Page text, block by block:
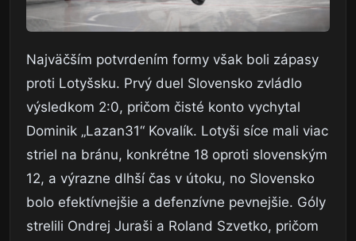
Najväčším potvrdením formy však boli zápasy
proti Lotyšsku. Prvý duel Slovensko zvládlo
výsledkom 2:0, pričom čisté konto vychytal
Dominik „Lazan31“ Kovalík. Lotyši síce mali viac
striel na bránu, konkrétne 18 oproti slovenským
12, a výrazne dlhší čas v útoku, no Slovensko
bolo efektívnejšie a defenzívne pevnejšie. Góly
strelili Ondrej Juraši a Roland Szvetko, pričom